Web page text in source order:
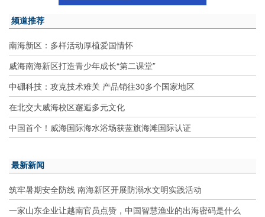
频道推荐
南海新区：多样活动厚植爱国情怀
威海南海新区打造青少年成长“第二课堂”
中硼科技：攻克技术难关 产品销往30多个国家地区
在北交大威海校区邂逅多元文化
中国首个！威海国际海水浴场获蓝旗海滩国际认证
最新新闻
筑牢暑期安全防线 南海新区开展防溺水文明实践活动
一家山东企业让越南官员点赞，中国智慧渔业的出海密码是什么